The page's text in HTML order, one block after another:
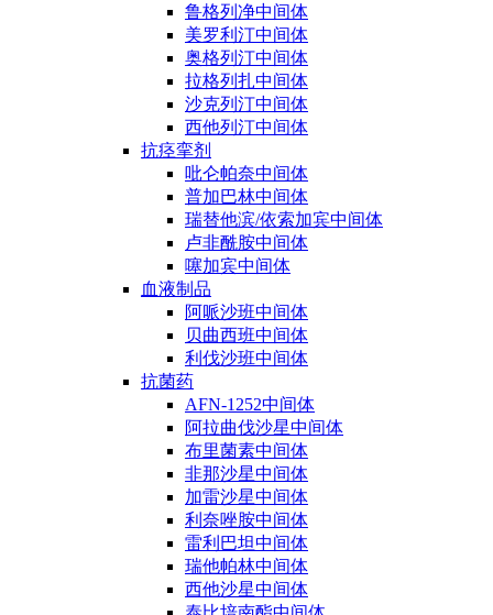
鲁格列净中间体
美罗利汀中间体
奥格列汀中间体
拉格列扎中间体
沙克列汀中间体
西他列汀中间体
抗痉挛剂
吡仑帕奈中间体
普加巴林中间体
瑞替他滨/依索加宾中间体
卢非酰胺中间体
噻加宾中间体
血液制品
阿哌沙班中间体
贝曲西班中间体
利伐沙班中间体
抗菌药
AFN-1252中间体
阿拉曲伐沙星中间体
布里菌素中间体
非那沙星中间体
加雷沙星中间体
利奈唑胺中间体
雷利巴坦中间体
瑞他帕林中间体
西他沙星中间体